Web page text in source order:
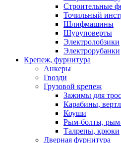
Строительные
Точильный
Шлифмашины
Шуруповерты
Электролобзики
Электрорубанки
Крепеж, фурнитура
Анкеры
Гвозди
Грузовой крепеж
Зажимы для
Карабины,
Коуши
Рым-болты,
Талрепы, крюки
Дверная фурнитура